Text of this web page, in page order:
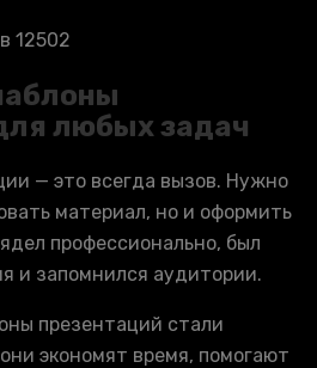
12502
любых задач
— это всегда вызов. Нужно
материал, но и оформить
профессионально, был
и запомнился аудитории.
презентаций стали
экономят время, помогают